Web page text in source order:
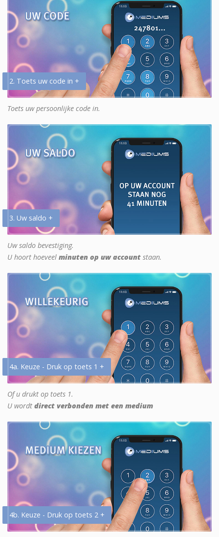
2. Toets uw code in +
Toets uw persoonlijke code in.
3. Uw saldo +
Uw saldo bevestiging.
U hoort hoeveel minuten op uw account staan.
4a. Keuze - Druk op toets 1 +
Of u drukt op toets 1.
U wordt direct verbonden met een medium
4b. Keuze - Druk op toets 2 +